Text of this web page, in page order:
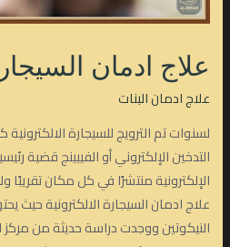
علاج ادمان
علاج ادمان البنات
لسنوات تم الترويج للسيجارة
التدخين الإلكتروني أو الفيبينج قضية
الإلكترونية منتشرًا في كل مكان